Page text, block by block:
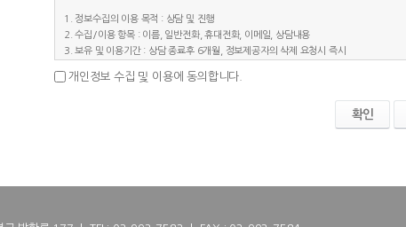
1. 정보수집의 이용 목적 : 상담 및 진행
2. 수집/이용 항목 : 이름, 일반전화, 휴대전화, 이메일, 상담내용
3. 보유 및 이용기간 : 상담 종료후 6개월, 정보제공자의 삭제 요청시 즉시
개인정보 수집 및 이용에 동의합니다.